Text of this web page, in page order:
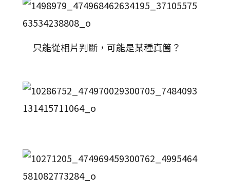
只能從相片判斷，可能是某種真箘？